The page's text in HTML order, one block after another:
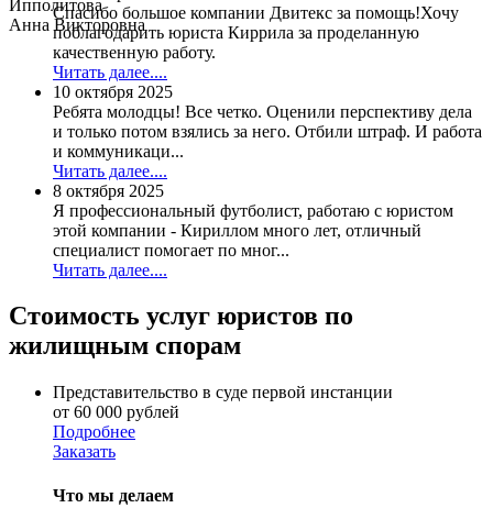
Ипполитова
Анна Викторовна
Спасибо большое компании Двитекс за помощь!Хочу
поблагодарить юриста Киррила за проделанную
качественную работу.
Читать далее....
10 октября 2025
Ребята молодцы! Все четко. Оценили перспективу дела
и только потом взялись за него. Отбили штраф. И работа
и коммуникаци...
Читать далее....
8 октября 2025
Я профессиональный футболист, работаю с юристом
этой компании - Кириллом много лет, отличный
специалист помогает по мног...
Читать далее....
Стоимость услуг юристов по
жилищным спорам
Представительство в суде первой инстанции
от 60 000 рублей
Подробнее
Заказать
Что мы делаем